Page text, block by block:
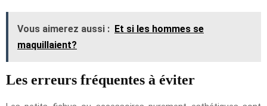
Vous aimerez aussi : Et si les hommes se
maquillaient?
Les erreurs fréquentes à éviter